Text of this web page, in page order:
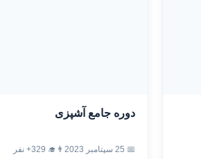
دوره جامع آشپزی
📅 25 سپتامبر 2023 👨‍🎓 329+ نفر